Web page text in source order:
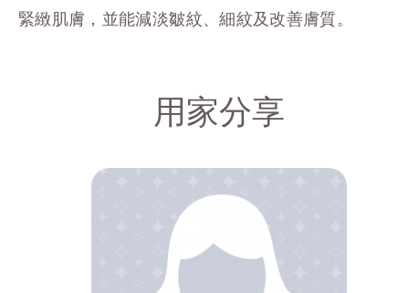
緊緻肌膚，並能減淡皺紋、細紋及改善膚質。
用家分享